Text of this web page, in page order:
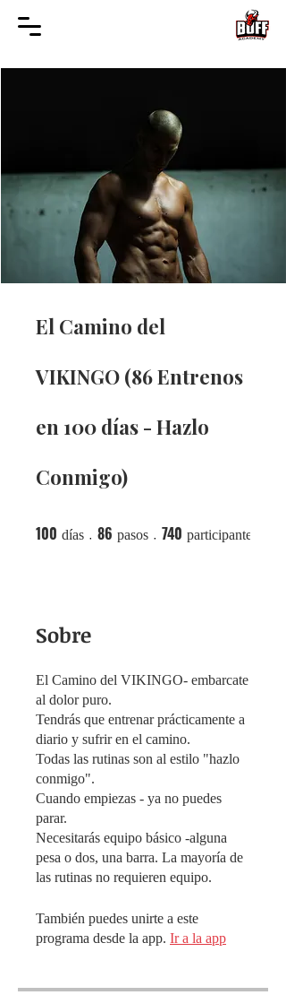
El Camino del
VIKINGO (86 Entrenos
en 100 días - Hazlo
Conmigo)
100 días 100 días
86 pasos 86 pasos
740 participantes
Sobre
El Camino del VIKINGO- embarcate
al dolor puro.
Tendrás que entrenar prácticamente a
diario y sufrir en el camino.
Todas las rutinas son al estilo "hazlo
conmigo".
Cuando empiezas - ya no puedes
parar.
Necesitarás equipo básico -alguna
pesa o dos, una barra. La mayoría de
También puedes unirte a este
programa desde la app. Ir a la app